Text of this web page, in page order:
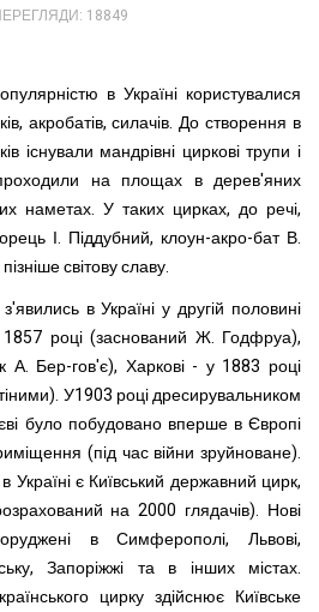
18849
в Україні користувалися
акробатів, силачів. До створення в
існували мандрівні циркові трупи і
на площах в дерев'яних
наметах. У таких цирках, до речі,
І. Піддубний, клоун-акро-бат В.
світову славу.
в Україні у другій половині
1857 році (заснований Ж. Годфруа),
А. Бер-гов'є), Харкові - у 1883 році
У1903 році дресирувальником
було побудовано вперше в Європі
(під час війни зруйноване).
є Київський державний цирк,
на 2000 глядачів). Нові
в Симферополі, Львові,
Запоріжжі та в інших містах.
цирку здійснює Київське